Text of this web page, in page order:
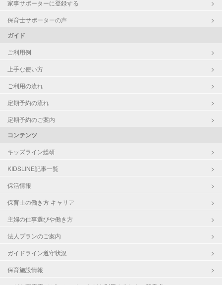
家事サポーターに登録する
保育士サポーターの声
ガイド
ご利用例
上手な使い方
ご利用の流れ
定期予約の流れ
定期予約のご案内
コンテンツ
キッズライン総研
KIDSLINE記事一覧
保活情報
保育士の働き方 キャリア
主婦の仕事選びや働き方
法人プランのご案内
ガイドライン遵守状況
保育施設情報